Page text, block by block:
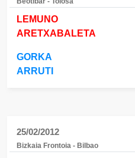
LEMUNO
ARETXABALETA
GORKA
ARRUTI
25/02/2012
Bizkaia Frontoia - Bilbao